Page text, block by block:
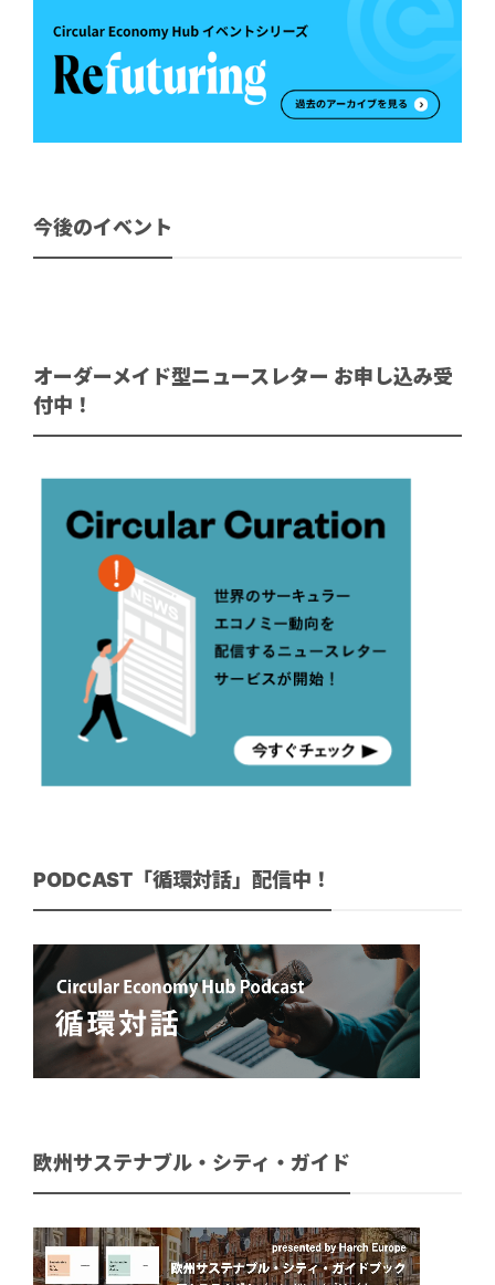
今後のイベント
オーダーメイド型ニュースレター お申し込み受
付中！
PODCAST「循環対話」配信中！
欧州サステナブル・シティ・ガイド